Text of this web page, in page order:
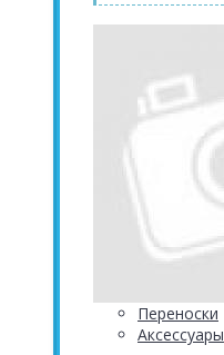
Переноски
Аксессуары